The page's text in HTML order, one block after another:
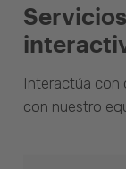
Interactúa con
con nuestro